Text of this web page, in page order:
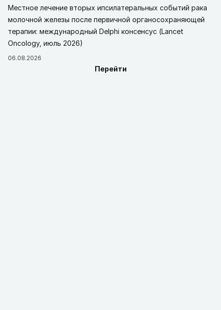
Местное лечение вторых ипсилатеральных событий рака
молочной железы после первичной органосохраняющей
терапии: международный Delphi консенсус (Lancet
Oncology, июль 2026)
06.08.2026
Перейти